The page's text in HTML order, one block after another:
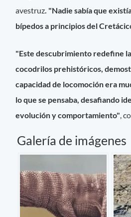
avestruz . "Nadie sabía que
bípedos a principios del
"Este descubrimiento redefine
cocodrilos prehistóricos,
capacidad de locomoción era
lo que se pensaba, desafiando
evolución y comportamiento",
Galería de imágenes